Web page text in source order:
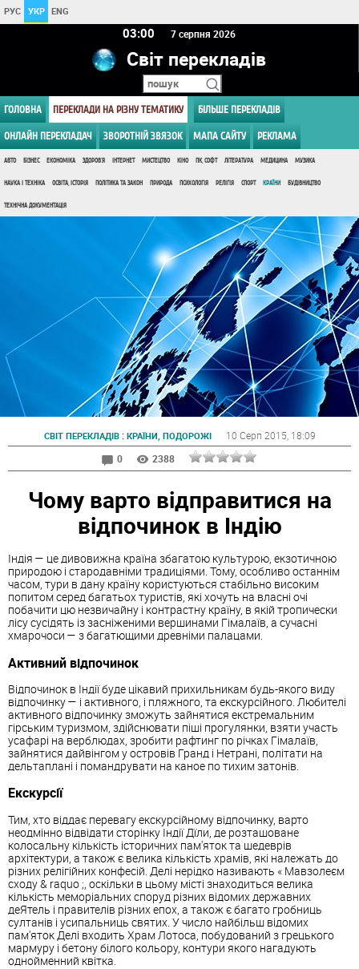
РУС УКР ENG
03 00 7 серпня 2026
Світ перекладів
ГОЛОВНА ПЕРЕКЛАДИ НА РІЗНУ ТЕМАТИКУ БІЛЬШЕ ПЕРЕКЛАДІВ
ОНЛАЙН ПЕРЕКЛАДАЧ ЗВОРОТНІЙ ЗВЯЗОК МАПА САЙТУ РЕКЛАМА
АВТО БІЗНЕС ЕКОНОМІКА ЗДОРОВ'Я ІНТЕРНЕТ МИСТЕЦТВО КІНО ПК, СОФТ ЛІТЕРАТУРА МЕДИЦИНА МУЗИКА
НАУКА І ТЕХНІКА ОСВІТА, ІСТОРІЯ ПОЛІТИКА ТА ЗАКОН ПРИРОДА ПСИХОЛОГІЯ РЕЛІГІЯ СПОРТ КРАЇНИ БУДІВНИЦТВО
ТЕХНІЧНА ДОКУМЕНТАЦІЯ
СВІТ ПЕРЕКЛАДІВ: КРАЇНИ, ПОДОРОЖІ 10 Серп 2015 , 18:09
0
2388
Чому варто відправитися на
відпочинок в Індію
Індія — це дивовижна країна збагатою культурою, екзотичною
природою і стародавніми традиціями. Тому, особливо останнім
часом, тури в дану країну користуються стабільно високим
попитом серед багатьох туристів, які хочуть на власні очі
побачити цю незвичайну і контрастну країну, в якій тропически
лісу сусідять із засніженими вершинами Гімалаїв, а сучасні
хмарочоси — з багатющими древніми палацами.
Активний відпочинок
Відпочинок в Індії буде цікавий прихильникам будь-якого виду
відпочинку — і активного, і пляжного, та екскурсійного. Любителі
активного відпочинку зможуть зайнятися екстремальним
гірським туризмом, здійснювати піші прогулянки, взяти участь
усафарі на верблюдах, зробити рафтинг по річках Гімалаїв,
зайнятися дайвінгом у островів Гранд і Нетрані, політати на
дельтаплані і помандрувати на каное по тихим затонів.
Екскурсії
Тим, хто віддає перевагу екскурсійному відпочинку, варто
неодмінно відвідати сторінку Індії Дїли, де розташоване
колосальну кількість історичних пам'яток та шедеврів
архітектури, а також є велика кількість храмів, які належать до
різних релігійних конфесій. Делі нерідко називають « Мавзолеєм
сходу & raquo ;, оскільки в цьому місті знаходиться велика
кількість меморіальних споруд різних відомих державних
деЯтель і правителів різних епох, а також є багато гробниць
султанів і усипальниць святих. У число найбільш відомих
пам'яток Делі входить Храм Лотоса, побудований з грецького
мармуру і бетону білого кольору, контури якого нагадують
однойменний квітка.